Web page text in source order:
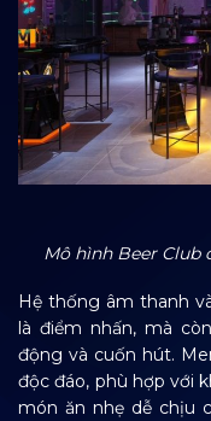
Mô hình Beer Club
Hệ thống âm thanh
là điểm nhấn, mà
động và cuốn hút.
độc đáo, phù hợp với
món ăn nhẹ dễ chịu